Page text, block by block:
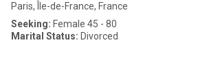
Paris, Île-de-France, France
Seeking: Female 45 - 80
Marital Status: Divorced